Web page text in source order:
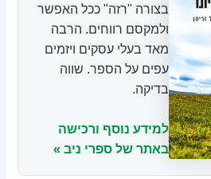
בצורה "רזה" ככל האפשר
ולמקסם רווחים. הרבה
מאד בעלי עסקים ויזמים
עפים על הספר. שווה
בדיקה.
למידע נוסף ורכישה
באתר של ספרי ניב »